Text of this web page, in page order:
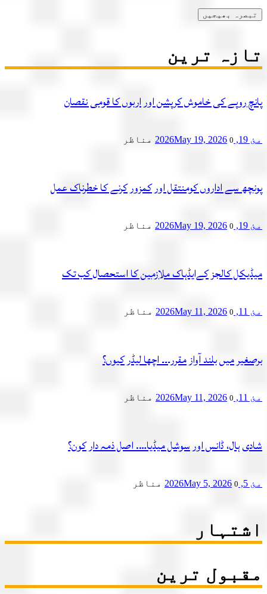
ترین
روپے کی خاموش کرپشن اور اربوں کا قومی نقصان
May 19, 2026 0 مناظر
سے اداروں کومنتقل اور کمزور کرنے کا خطرناک عمل
May 19, 2026 0 مناظر
کالجز کےایڈہاک ملازمین کا استحصال کب تک
May 11, 2026 مناظر
میں بلند آواز مقرر۔۔۔ اچھا لیڈر کیوں؟
May 11, 2026 0 مناظر
ہال، ڈانس اور سوشل میڈیا…. اصل ذمہ دار کون؟
May 5, 2026 0 مناظر
ترین